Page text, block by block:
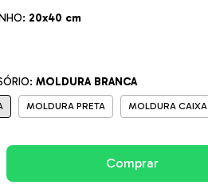
20x40 cm
MOLDURA BRANCA
MOLDURA PRETA MOLDURA CAIXA